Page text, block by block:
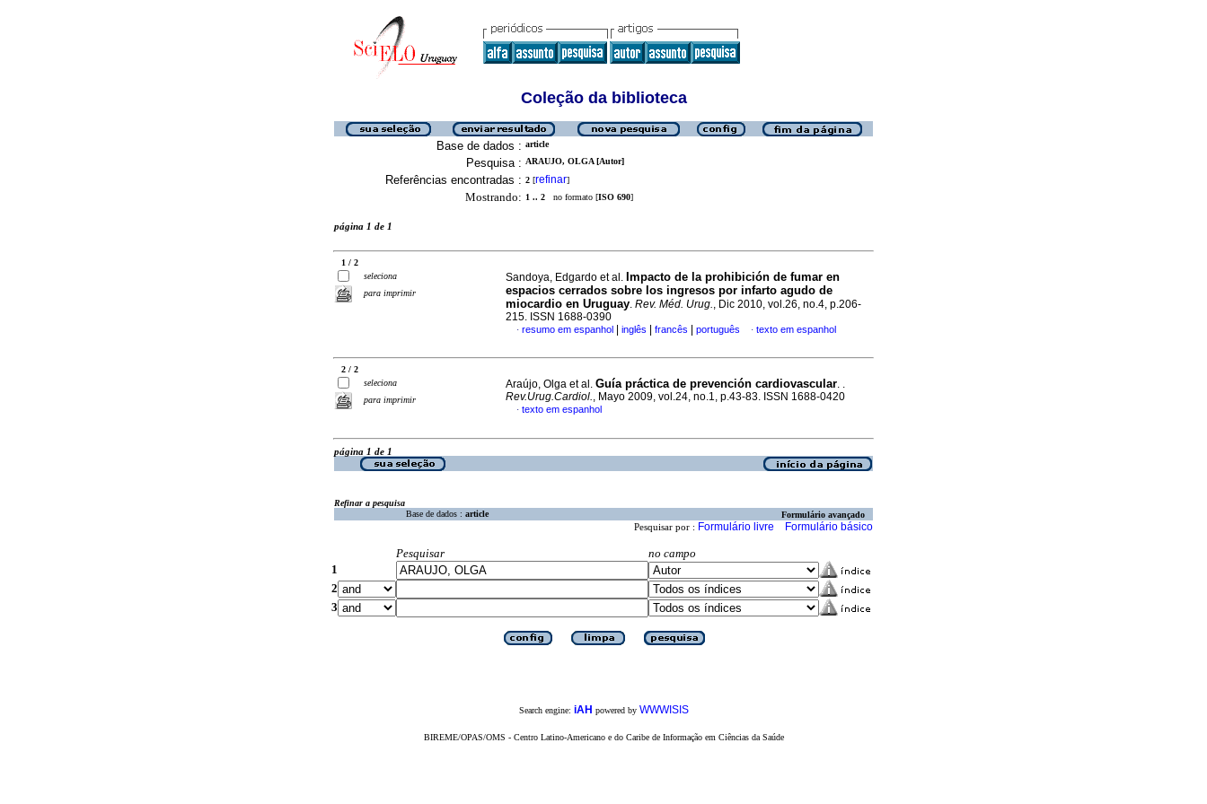
Coleção da biblioteca
Base de dados : article
Pesquisa : ARAUJO, OLGA [Autor]
Referências encontradas : 2 [refinar]
Mostrando: 1 .. 2 no formato [ISO 690]
página 1 de 1
1 / 2
seleciona
para imprimir
Sandoya, Edgardo et al. Impacto de la prohibición de fumar en
espacios cerrados sobre los ingresos por infarto agudo de
miocardio en Uruguay. Rev. Méd. Urug., Dic 2010, vol.26, no.4, p.206-
215. ISSN 1688-0390
· resumo em espanhol inglês francês português · texto em espanhol
2 / 2
seleciona
para imprimir
Araújo, Olga et al. Guía práctica de prevención cardiovascular. .
Rev.Urug.Cardiol., Mayo 2009, vol.24, no.1, p.43-83. ISSN 1688-0420
· texto em espanhol
página 1 de 1
Refinar a pesquisa
Base de dados : article Formulário avançado
Pesquisar por : Formulário livre Formulário básico
Pesquisar
no campo
1
2
3
Search engine: iAH powered by WWWISIS
BIREME/OPAS/OMS - Centro Latino-Americano e do Caribe de Informação em Ciências da Saúde